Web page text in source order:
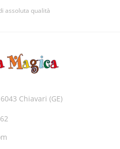
assoluta qualità
Chiavari (GE)